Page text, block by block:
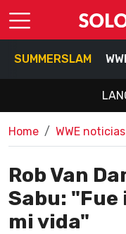
SUMMERSLAM
Home WWE
Rob Van
Sabu:
mi vida"